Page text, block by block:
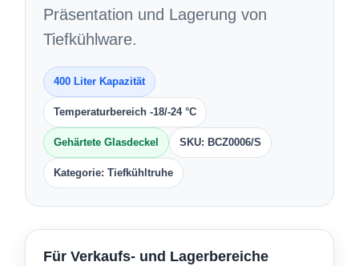
Präsentation und Lagerung von
Tiefkühlware.
400 Liter Kapazität
Temperaturbereich -18/-24 °C
Gehärtete Glasdeckel SKU: BCZ0006/S
Kategorie: Tiefkühltruhe
Für Verkaufs- und Lagerbereiche